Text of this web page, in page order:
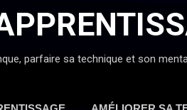
parfaire sa technique et son